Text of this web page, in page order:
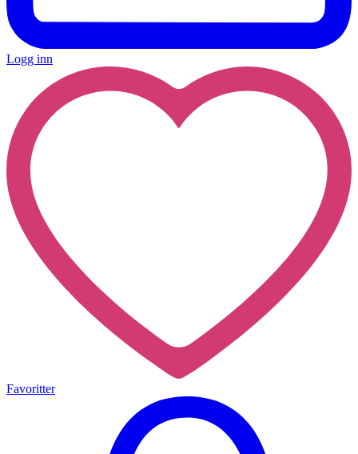
Logg inn
Favoritter